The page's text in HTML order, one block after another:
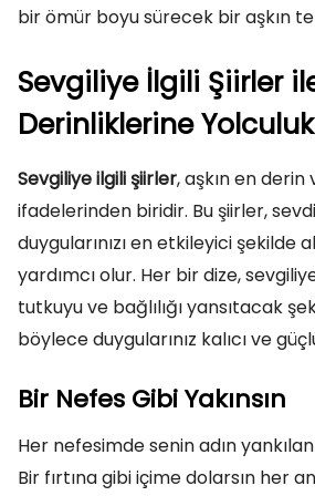
bir ömür boyu sürecek bir aşkın
Sevgiliye İlgili Şiirler
Derinliklerine Yolculuk
Sevgiliye ilgili şiirler, aşkın en
ifadelerinden biridir. Bu şiirler,
duygularınızı en etkileyici şekilde
yardımcı olur. Her bir dize,
tutkuyu ve bağlılığı yansıtacak
böylece duygularınız kalıcı ve
Bir Nefes Gibi Yakınsın
Her nefesimde senin adın
Bir fırtına gibi içime dolarsın her